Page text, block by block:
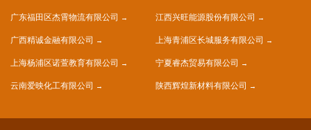
广东福田区杰霄物流有限公司 江西兴旺能源股份有限公司
广西精诚金融有限公司 上海青浦区长城服务有限公司
上海杨浦区诺萱教育有限公司 宁夏睿杰贸易有限公司
云南爱映化工有限公司 陕西辉煌新材料有限公司